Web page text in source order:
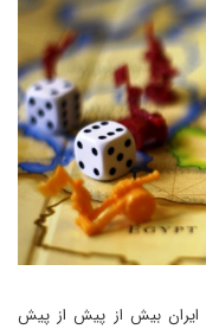
ایران بیش از پیش از پیش